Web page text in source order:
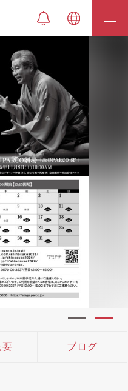
要 ブログ